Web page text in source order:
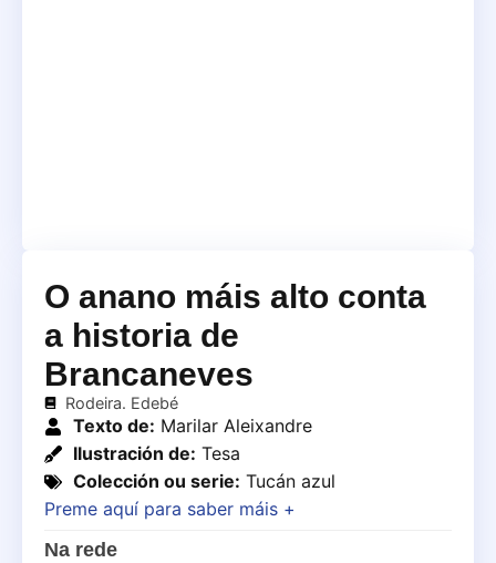
O anano máis alto conta
a historia de
Brancaneves
Rodeira. Edebé
Texto de: Marilar Aleixandre
Ilustración de: Tesa
Colección ou serie: Tucán azul
Preme aquí para saber máis +
Na rede